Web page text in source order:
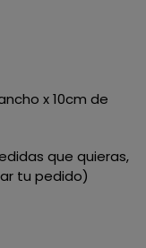
x 10cm de
que quieras,
tu pedido)